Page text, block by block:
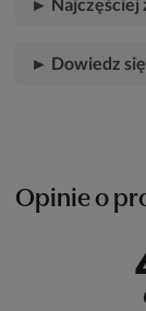
► Najczęściej
► Dowiedz
Opinie o